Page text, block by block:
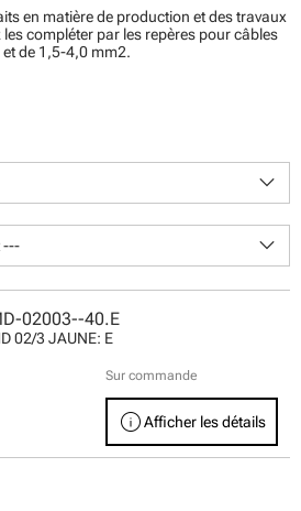
en matière de production et des travaux
compléter par les repères pour câbles
de 1,5-4,0 mm2.
keyboard_arrow_down
--- keyboard_arrow_down
02003--40.E
02/3 JAUNE: E
Sur commande
infoAfficher les détails